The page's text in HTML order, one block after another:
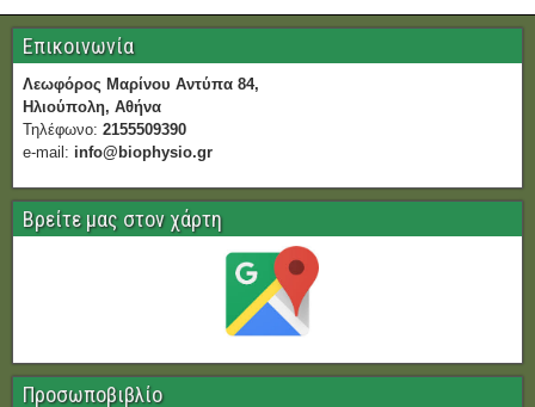
Επικοινωνία
Λεωφόρος Μαρίνου Αντύπα 84,
Ηλιούπολη, Αθήνα
Τηλέφωνο: 2155509390
e-mail: info@biophysio.gr
Βρείτε μας στον χάρτη
Προσωποβιβλίο